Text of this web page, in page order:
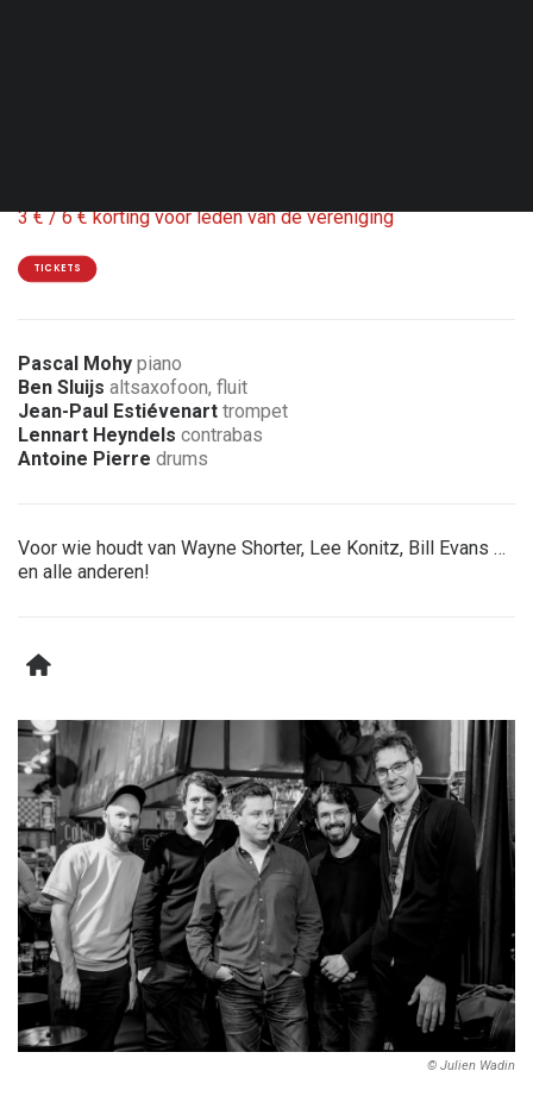
© Julien Wadin
3 € / 6 € korting voor leden van de vereniging
TICKETS
Pascal Mohy piano
Ben Sluijs altsaxofoon, fluit
Jean-Paul Estiévenart trompet
Lennart Heyndels contrabas
Antoine Pierre drums
Voor wie houdt van Wayne Shorter, Lee Konitz, Bill Evans …
en alle anderen!